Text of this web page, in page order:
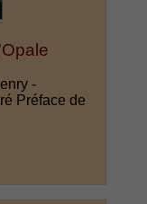
-
Préface de